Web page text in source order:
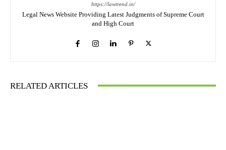
https://lawtrend.in/
Legal News Website Providing Latest Judgments of Supreme Court
and High Court
RELATED ARTICLES